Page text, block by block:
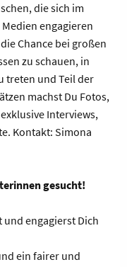
die sich im
engagieren
Chance bei großen
zu schauen, in
treten und Teil der
machst Du Fotos,
Interviews,
Kontakt: Simona
gesucht!
und engagierst Dich
ein fairer und